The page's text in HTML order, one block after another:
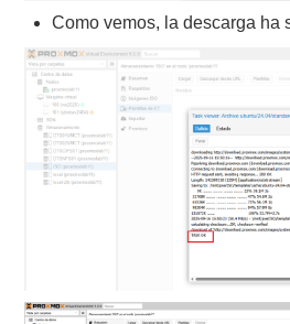
Como vemos, la descarga ha